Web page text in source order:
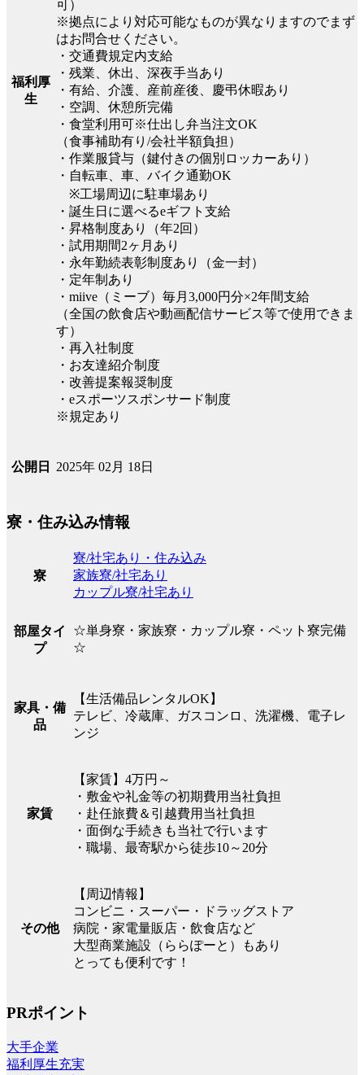
福利厚
生
可）
※拠点により対応可能なものが異なりますのでまず
はお問合せください。
・交通費規定内支給
・残業、休出、深夜手当あり
・有給、介護、産前産後、慶弔休暇あり
・空調、休憩所完備
・食堂利用可※仕出し弁当注文OK
（食事補助有り/会社半額負担）
・作業服貸与（鍵付きの個別ロッカーあり）
・自転車、車、バイク通勤OK
※工場周辺に駐車場あり
・誕生日に選べるeギフト支給
・昇格制度あり（年2回）
・試用期間2ヶ月あり
・永年勤続表彰制度あり（金一封）
・定年制あり
・miive（ミーブ）毎月3,000円分×2年間支給
（全国の飲食店や動画配信サービス等で使用できま
す）
・再入社制度
・お友達紹介制度
・改善提案報奨制度
・eスポーツスポンサード制度
※規定あり
公開日 2025年 02月 18日
寮・住み込み情報
寮
寮/社宅あり・住み込み
家族寮/社宅あり
カップル寮/社宅あり
部屋タイ
プ
☆単身寮・家族寮・カップル寮・ペット寮完備
☆
家具・備
品
【生活備品レンタルOK】
テレビ、冷蔵庫、ガスコンロ、洗濯機、電子レ
ンジ
家賃
【家賃】4万円～
・敷金や礼金等の初期費用当社負担
・赴任旅費＆引越費用当社負担
・面倒な手続きも当社で行います
・職場、最寄駅から徒歩10～20分
その他
【周辺情報】
コンビニ・スーパー・ドラッグストア
病院・家電量販店・飲食店など
大型商業施設（ららぽーと）もあり
とっても便利です！
PRポイント
大手企業
福利厚生充実